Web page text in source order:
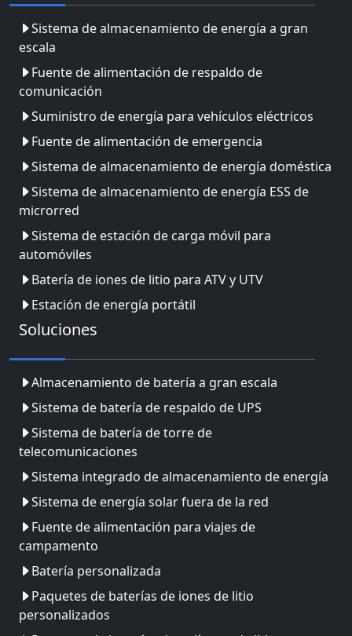
Sistema de almacenamiento de energía a gran
escala
Fuente de alimentación de respaldo de
comunicación
Suministro de energía para vehículos eléctricos
Fuente de alimentación de emergencia
Sistema de almacenamiento de energía doméstica
Sistema de almacenamiento de energía ESS de
microrred
Sistema de estación de carga móvil para
automóviles
Batería de iones de litio para ATV y UTV
Estación de energía portátil
Soluciones
Almacenamiento de batería a gran escala
Sistema de batería de respaldo de UPS
Sistema de batería de torre de
telecomunicaciones
Sistema integrado de almacenamiento de energía
Sistema de energía solar fuera de la red
Fuente de alimentación para viajes de
campamento
Batería personalizada
Paquetes de baterías de iones de litio
personalizados